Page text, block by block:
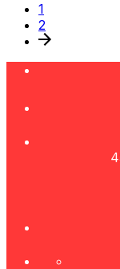
1
2